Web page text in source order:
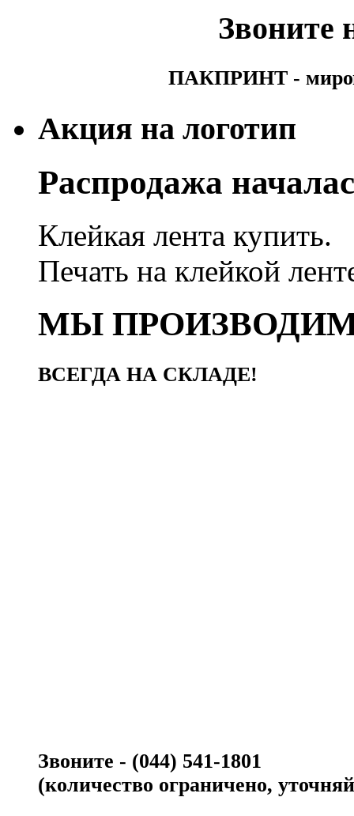
Звоните
ПАКПРИНТ -
Акция на логотип
Распродажа
Клейкая лента купить.
Печать на клейкой
МЫ
ВСЕГДА НА СКЛАДЕ!
Звоните - (044) 541-1801
(количество ограничено,